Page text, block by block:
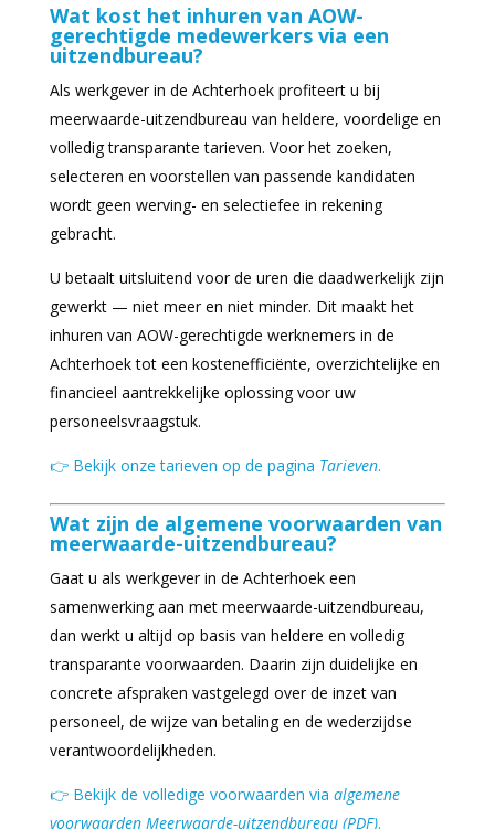
Wat kost het inhuren van AOW-
gerechtigde medewerkers via een
uitzendbureau?
Als werkgever in de Achterhoek profiteert u bij
meerwaarde-uitzendbureau van heldere, voordelige en
volledig transparante tarieven. Voor het zoeken,
selecteren en voorstellen van passende kandidaten
wordt geen werving- en selectiefee in rekening
gebracht.
U betaalt uitsluitend voor de uren die daadwerkelijk zijn
gewerkt — niet meer en niet minder. Dit maakt het
inhuren van AOW-gerechtigde werknemers in de
Achterhoek tot een kostenefficiënte, overzichtelijke en
financieel aantrekkelijke oplossing voor uw
personeelsvraagstuk.
👉 Bekijk onze tarieven op de pagina Tarieven.
Wat zijn de algemene voorwaarden van
meerwaarde-uitzendbureau?
Gaat u als werkgever in de Achterhoek een
samenwerking aan met meerwaarde-uitzendbureau,
dan werkt u altijd op basis van heldere en volledig
transparante voorwaarden. Daarin zijn duidelijke en
concrete afspraken vastgelegd over de inzet van
personeel, de wijze van betaling en de wederzijdse
verantwoordelijkheden.
👉 Bekijk de volledige voorwaarden via algemene
voorwaarden Meerwaarde-uitzendbureau (PDF).